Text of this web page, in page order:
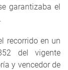
garantizaba el
recorrido en un
del vigente
y vencedor de